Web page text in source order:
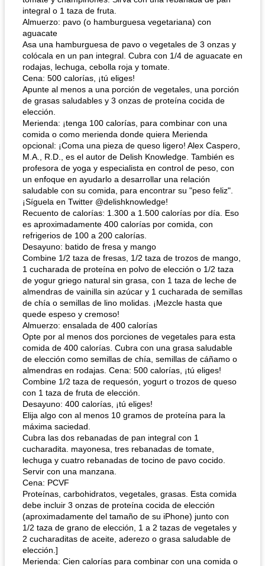
integral o 1 taza de fruta.
Almuerzo: pavo (o hamburguesa vegetariana) con
aguacate
Asa una hamburguesa de pavo o vegetales de 3 onzas y
colócala en un pan integral. Cubra con 1/4 de aguacate en
rodajas, lechuga, cebolla roja y tomate.
Cena: 500 calorías, ¡tú eliges!
Apunte al menos a una porción de vegetales, una porción
de grasas saludables y 3 onzas de proteína cocida de
elección.
Merienda: ¡tenga 100 calorías, para combinar con una
comida o como merienda donde quiera Merienda
opcional: ¡Coma una pieza de queso ligero! Alex Caspero,
M.A., R.D., es el autor de Delish Knowledge. También es
profesora de yoga y especialista en control de peso, con
un enfoque en ayudarlo a desarrollar una relación
saludable con su comida, para encontrar su "peso feliz".
¡Síguela en Twitter @delishknowledge!
Recuento de calorías: 1.300 a 1.500 calorías por día. Eso
es aproximadamente 400 calorías por comida, con
refrigerios de 100 a 200 calorías.
Desayuno: batido de fresa y mango
Combine 1/2 taza de fresas, 1/2 taza de trozos de mango,
1 cucharada de proteína en polvo de elección o 1/2 taza
de yogur griego natural sin grasa, con 1 taza de leche de
almendras de vainilla sin azúcar y 1 cucharada de semillas
de chía o semillas de lino molidas. ¡Mezcle hasta que
quede espeso y cremoso!
Almuerzo: ensalada de 400 calorías
Opte por al menos dos porciones de vegetales para esta
comida de 400 calorías. Cubra con una grasa saludable
de elección como semillas de chía, semillas de cáñamo o
almendras en rodajas. Cena: 500 calorías, ¡tú eliges!
Combine 1/2 taza de requesón, yogurt o trozos de queso
con 1 taza de fruta de elección.
Desayuno: 400 calorías, ¡tú eliges!
Elija algo con al menos 10 gramos de proteína para la
máxima saciedad.
Cubra las dos rebanadas de pan integral con 1
cucharadita. mayonesa, tres rebanadas de tomate,
lechuga y cuatro rebanadas de tocino de pavo cocido.
Servir con una manzana.
Cena: PCVF
Proteínas, carbohidratos, vegetales, grasas. Esta comida
debe incluir 3 onzas de proteína cocida de elección
(aproximadamente del tamaño de su iPhone) junto con
1/2 taza de grano de elección, 1 a 2 tazas de vegetales y
2 cucharaditas de aceite, aderezo o grasa saludable de
elección.]
Merienda: Cien calorías para combinar con una comida o